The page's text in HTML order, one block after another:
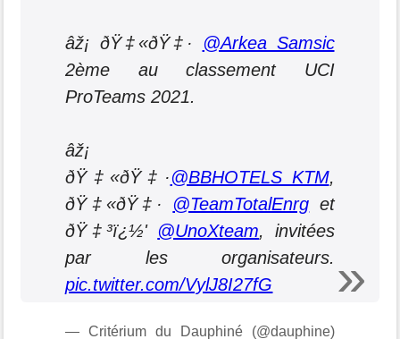
âž¡ ðŸ‡«ðŸ‡·
@Arkea_Samsic
2ème au classement UCI
ProTeams 2021.
âž¡
ðŸ‡«ðŸ‡·@BBHOTELS_KTM,
ðŸ‡«ðŸ‡· @TeamTotalEnrg et
ðŸ‡³ï¿½' @UnoXteam, invitées
par les organisateurs.
pic.twitter.com/VylJ8I27fG
— Critérium du Dauphiné (@dauphine)